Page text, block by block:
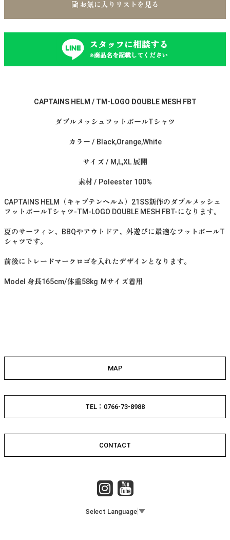
お気に入りリストを見る
スタッフに相談する
※商品名を記載してください
CAPTAINS HELM / TM-LOGO DOUBLE MESH FBT
ダブルメッシュフットボールTシャツ
カラー / Black,Orange,White
サイズ / M,L,XL 展開
素材 / Poleester 100%
CAPTAINS HELM（キャプテンヘルム）21SS新作のダブルメッシュ
フットボールTシャツ-TM-LOGO DOUBLE MESH FBT-になります。
夏のサーフィン、BBQやアウトドア、外遊びに最適なフットボールT
シャツです。
前後にトレードマークロゴを入れたデザインとなります。
Model 身長165cm/体重58kg Mサイズ着用
MAP
TEL：0766-73-8988
CONTACT
Select Language ▼